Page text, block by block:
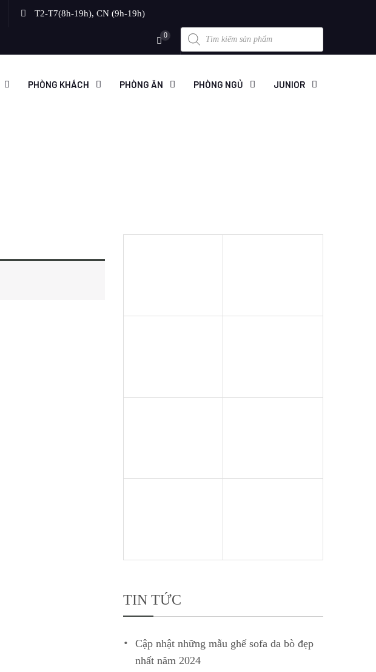
T2-T7(8h-19h), CN (9h-19h)
0
Products
search
PHÒNG KHÁCH PHÒNG ĂN PHÒNG NGỦ JUNIOR
TIN TỨC
Cập nhật những mẫu ghế sofa da bò đẹp
nhất năm 2024